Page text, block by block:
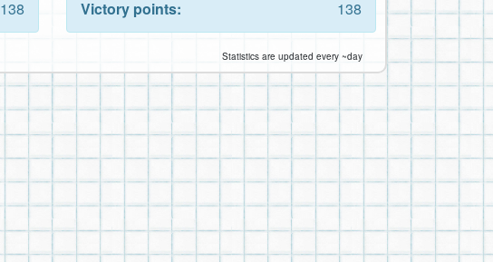
138
Victory points:
138
Statistics are updated every ~day